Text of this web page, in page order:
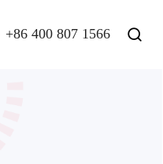
+86 400 807 1566